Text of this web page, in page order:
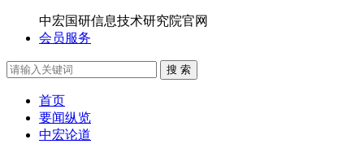
中宏国研信息技术研究院官网
会员服务
搜 索
首页
要闻纵览
中宏论道